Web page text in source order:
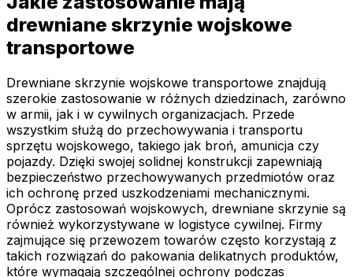
drewniane skrzynie wojskowe
transportowe
Drewniane skrzynie wojskowe transportowe znajdują
szerokie zastosowanie w różnych dziedzinach, zarówno
w armii, jak i w cywilnych organizacjach. Przede
wszystkim służą do przechowywania i transportu
sprzętu wojskowego, takiego jak broń, amunicja czy
pojazdy. Dzięki swojej solidnej konstrukcji zapewniają
bezpieczeństwo przechowywanych przedmiotów oraz
ich ochronę przed uszkodzeniami mechanicznymi.
Oprócz zastosowań wojskowych, drewniane skrzynie są
również wykorzystywane w logistyce cywilnej. Firmy
zajmujące się przewozem towarów często korzystają z
takich rozwiązań do pakowania delikatnych produktów,
które wymagają szczególnej ochrony podczas